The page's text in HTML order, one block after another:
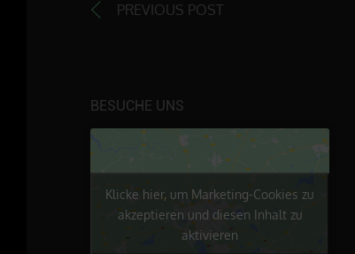
PREVIOUS POST
BESUCHE UNS
Klicke hier, um Marketing-Cookies zu
akzeptieren und diesen Inhalt zu
aktivieren